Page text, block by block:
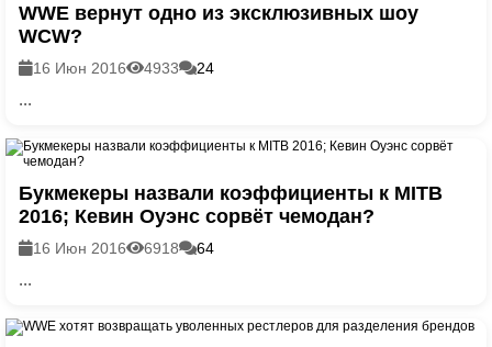
WWE вернут одно из эксклюзивных шоу
WCW?
16 Июн 2016 4933 24
...
Букмекеры назвали коэффициенты к MITB
2016; Кевин Оуэнс сорвёт чемодан?
16 Июн 2016 6918 64
...